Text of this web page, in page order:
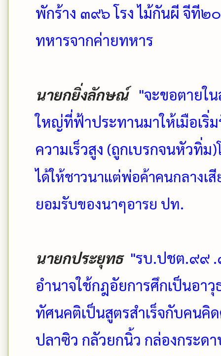
พักร้าง ๓๙๖ โรง ไม้กันผี จีที๒
ทหารจากค่ายทหาร
นายกยิ่งลักษณ์ "จะขอตายใ
ใหญ่ที่ฟ้าประทานมาให้เมือเริ่
ความเร็วสูง (ถูกเบรกจนหัวทิ่ม)
ได้ให้ชาวนาแต่พ่อค้าคนกลางเ
ยอมรับของนาๆอารย ปท.
นายกประยุทธ "รบ.ปชต.๙๙
อำนาจใช้กฎอัยการศึกเป็นอา
ทัศนคติเป็นสูตรสำเร็จกับคนคิ
ปลาซิว กลัวยกนิ้ว กล่องกระด